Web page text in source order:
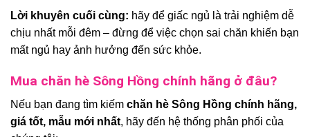
Lời khuyên cuối cùng: hãy để giấc ngủ là trải nghiệm dễ
chịu nhất mỗi đêm – đừng để việc chọn sai chăn khiến bạn
mất ngủ hay ảnh hưởng đến sức khỏe.
Mua chăn hè Sông Hồng chính hãng ở đâu?
Nếu bạn đang tìm kiếm chăn hè Sông Hồng chính hãng,
giá tốt, mẫu mới nhất, hãy đến hệ thống phân phối của